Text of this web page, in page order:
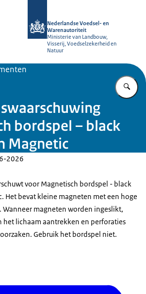
Nederlandse Voedsel- en
Warenautoriteit
Ministerie van Landbouw,
Visserij, Voedselzekerheid en
Natuur
bordspel – black
Magnetic
2026
voor Magnetisch bordspel - black
Het bevat kleine magneten met een hoge
Wanneer magneten worden ingeslikt,
het lichaam aantrekken en perforaties
Gebruik het bordspel niet.